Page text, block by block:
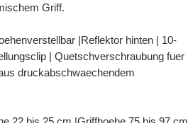
Griff.
|Reflektor hinten | 10-
| Quetschverschraubung fuer
druckabschwaechendem